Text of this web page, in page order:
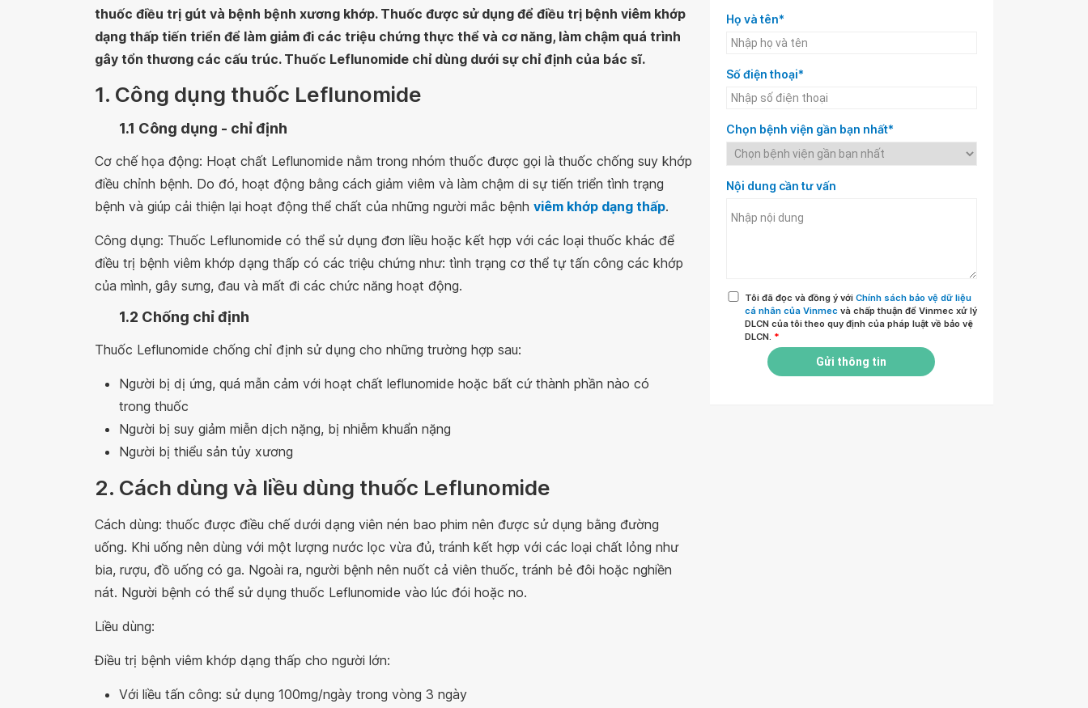
thuốc điều trị gút và bệnh bệnh xương khớp. Thuốc được sử dụng để điều trị bệnh viêm khớp
dạng thấp tiến triển để làm giảm đi các triệu chứng thực thể và cơ năng, làm chậm quá trình
gây tổn thương các cấu trúc. Thuốc Leflunomide chỉ dùng dưới sự chỉ định của bác sĩ.
1. Công dụng thuốc Leflunomide
1.1 Công dụng - chỉ định
Cơ chế họa động: Hoạt chất Leflunomide nằm trong nhóm thuốc được gọi là thuốc chống suy khớp
điều chỉnh bệnh. Do đó, hoạt động bằng cách giảm viêm và làm chậm di sự tiến triển tình trạng
bệnh và giúp cải thiện lại hoạt động thể chất của những người mắc bệnh viêm khớp dạng thấp.
Công dụng: Thuốc Leflunomide có thể sử dụng đơn liều hoặc kết hợp với các loại thuốc khác để
điều trị bệnh viêm khớp dạng thấp có các triệu chứng như: tình trạng cơ thể tự tấn công các khớp
của mình, gây sưng, đau và mất đi các chức năng hoạt động.
1.2 Chống chỉ định
Thuốc Leflunomide chống chỉ định sử dụng cho những trường hợp sau:
Người bị dị ứng, quá mẫn cảm với hoạt chất leflunomide hoặc bất cứ thành phần nào có
trong thuốc
Người bị suy giảm miễn dịch nặng, bị nhiễm khuẩn nặng
Người bị thiểu sản tủy xương
2. Cách dùng và liều dùng thuốc Leflunomide
Cách dùng: thuốc được điều chế dưới dạng viên nén bao phim nên được sử dụng bằng đường
uống. Khi uống nên dùng với một lượng nước lọc vừa đủ, tránh kết hợp với các loại chất lỏng như
bia, rượu, đồ uống có ga. Ngoài ra, người bệnh nên nuốt cả viên thuốc, tránh bẻ đôi hoặc nghiền
nát. Người bệnh có thể sử dụng thuốc Leflunomide vào lúc đói hoặc no.
Liều dùng:
Điều trị bệnh viêm khớp dạng thấp cho người lớn:
Với liều tấn công: sử dụng 100mg/ngày trong vòng 3 ngày
Họ và tên*
Số điện thoại*
Chọn bệnh viện gần bạn nhất*
Nội dung cần tư vấn
Tôi đã đọc và đồng ý với Chính sách bảo vệ dữ liệu
cá nhân của Vinmec và chấp thuận để Vinmec xử lý
DLCN của tôi theo quy định của pháp luật về bảo vệ
DLCN. *
Gửi thông tin